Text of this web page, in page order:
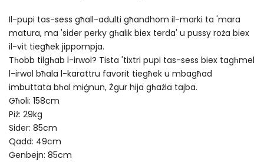
Il-pupi tas-sess għall-adulti għandhom il-marki ta 'mara
matura, ma 'sider perky għalik biex terda' u pussy roża biex
il-vit tiegħek jippompja.
Tħobb tilgħab l-irwol? Tista 'tixtri pupi tas-sess biex tagħmel
l-irwol bħala l-karattru favorit tiegħek u mbagħad
imbuttata bħal miġnun, Żgur hija għażla tajba.
Għoli: 158cm
Piż: 29kg
Sider: 85cm
Qadd: 49cm
Ġenbejn: 85cm